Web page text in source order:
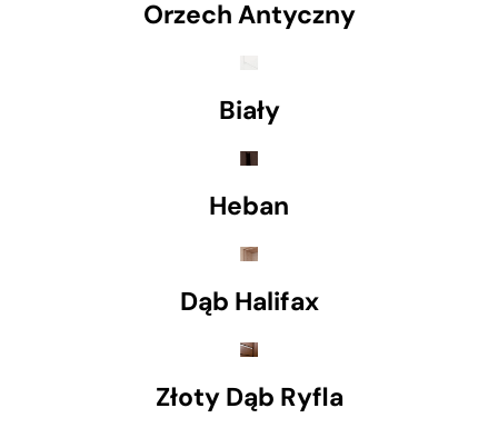
Orzech Antyczny
Biały
Heban
Dąb Halifax
Złoty Dąb Ryfla